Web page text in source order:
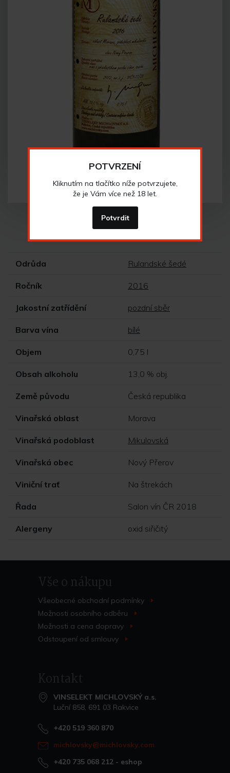
Vlastnosti vína
Odrůda Rulandské šedé
Ročník 2016
Jakostní zatřídění pozdní sběr
Barva vína bílé
Objem 0,75 l
Obsah alkoholu 13,0 % obj.
Země původu Česká republika
Vinařská oblast Morava
Vinařská podoblast Mikulovská
Vinařská obec Nový Přerov
Viniční trať Na štrekách
Řada Salon vín ČR 2018
Alergeny oxid siřičitý
Vše o nákupu
Všeobecné obchodní podmínky
Možnosti osobního odběru
Možnosti a cena dopravy
Odstoupení od smlouvy
Kontakt
VINSELEKT MICHLOVSKÝ a.s.
Luční 858, 691 03 Rakvice
+420 519 360 870
michlovsky@michlovsky.com
+420 735 068 212 - eshop
POTVRZENÍ
Kliknutím na tlačítko níže potvrzujete,
že je Vám více než 18 let.
Potvrdit